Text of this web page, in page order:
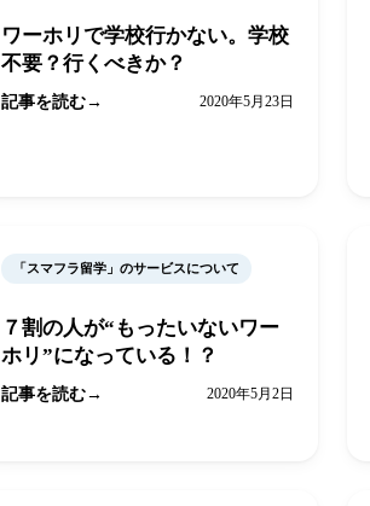
ワーホリで学校行かない。学校
不要？行くべきか？
記事を読む 2020年5月23日
「スマフラ留学」のサービスについて
７割の人が“もったいないワー
ホリ”になっている！？
記事を読む 2020年5月2日